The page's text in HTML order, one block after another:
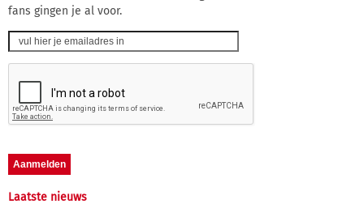
fans gingen je al voor.
Laatste nieuws